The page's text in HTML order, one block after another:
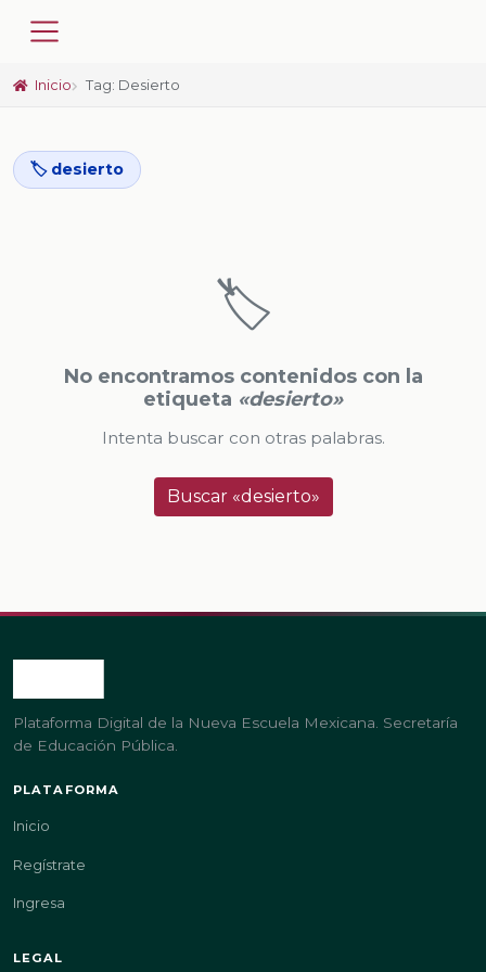
Inicio Tag: Desierto
🏷️ desierto
🏷️
No encontramos contenidos con la
etiqueta «desierto»
Intenta buscar con otras palabras.
Buscar «desierto»
Plataforma Digital de la Nueva Escuela Mexicana. Secretaría
de Educación Pública.
PLATAFORMA
Inicio
Regístrate
Ingresa
LEGAL